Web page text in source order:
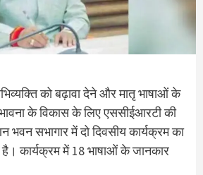
को बढ़ावा देने और मातृ भाषाओं के
के विकास के लिए एससीईआरटी की
सभागार में दो दिवसीय कार्यक्रम का
कार्यक्रम में 18 भाषाओं के जानकार